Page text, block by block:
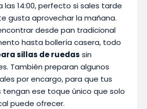
las 14:00, perfecto si sales tarde
gusta aprovechar la mañana.
desde pan tradicional
hasta bollería casera, todo
sillas de ruedas sin
También preparan algunos
por encargo, para que tus
tengan ese toque único que solo
puede ofrecer.